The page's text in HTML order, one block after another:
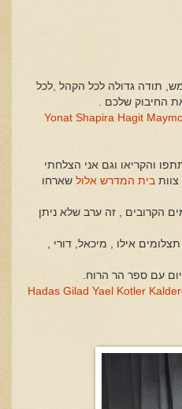
תודה גדולה לכל הקהל ,לכל
החיבוק שלכם .
Yonat Shapira Hagit
והקריאו וגם אני הצלחתי
בית המדרש אלול שארחו
הקרובים , זה ערב שלא ניתן
אילו , מיכאל, דורי ,
עם ספר הר הרוח.
Hadas Gilad Yael Kotler